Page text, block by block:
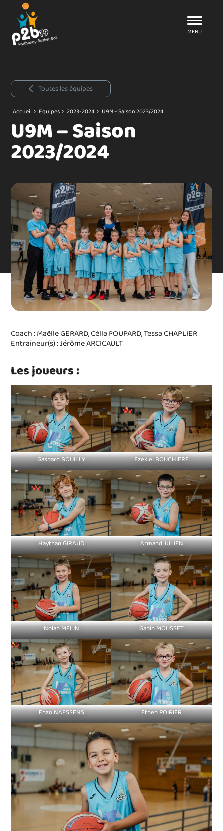
P2B79
MENU
Toutes les équipes
Accueil > Équipes > 2023-2024 > U9M – Saison 2023/2024
U9M – Saison
2023/2024
Coach : Maëlle GERARD, Célia POUPARD, Tessa CHAPLIER
Entraineur(s) : Jérôme ARCICAULT
Les joueurs :
Gaspard BOUILLY Ezekiel BOUCHIERE
Haythan GIRAUD Armand JULIEN
Nolan MELIN Gabin MOUSSET
Enzo NAESSENS Ethen POIRIER